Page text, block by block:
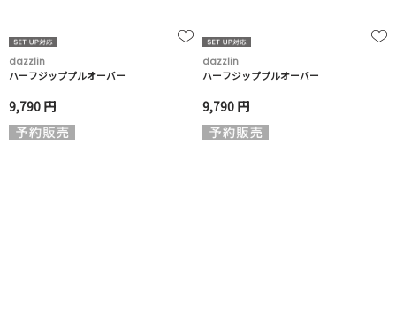
dazzlin
ハーフジッププルオーバー
9,790 円
dazzlin
ハーフジッププルオーバー
9,790 円